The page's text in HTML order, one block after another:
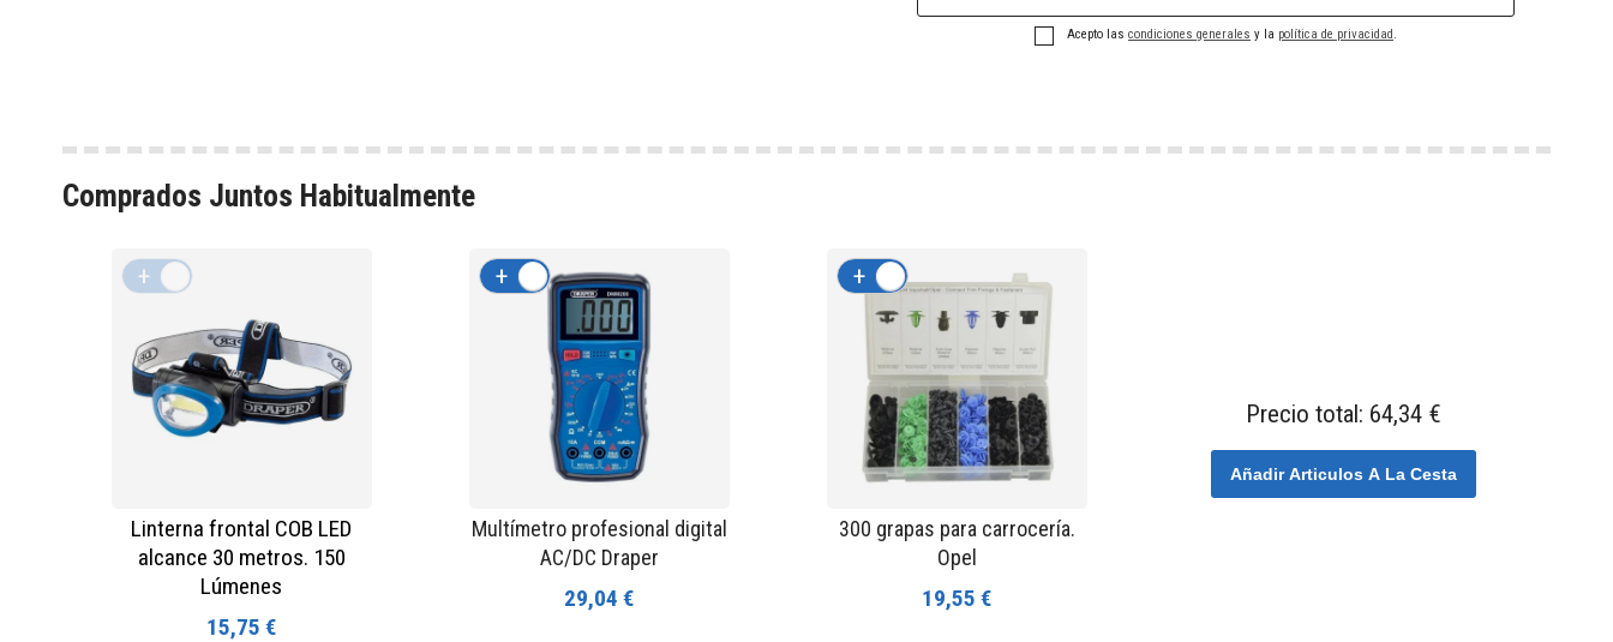
Acepto las condiciones generales y la política de privacidad .
Comprados Juntos Habitualmente
Linterna frontal COB LED
alcance 30 metros. 150
Lúmenes
15,75 €
+
Multímetro profesional digital
AC/DC Draper
29,04 €
+ -
300 grapas para carrocería.
Opel
19,55 €
+ -
Precio total: 64,34 €
Añadir Articulos A La Cesta